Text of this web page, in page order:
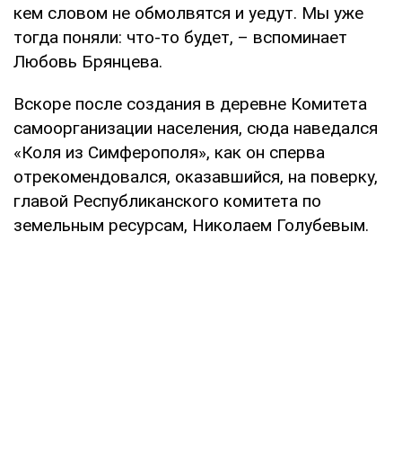
кем словом не обмолвятся и уедут. Мы уже
тогда поняли: что-то будет, – вспоминает
Любовь Брянцева.
Вскоре после создания в деревне Комитета
самоорганизации населения, сюда наведался
«Коля из Симферополя», как он сперва
отрекомендовался, оказавшийся, на поверку,
главой Республиканского комитета по
земельным ресурсам, Николаем Голубевым.